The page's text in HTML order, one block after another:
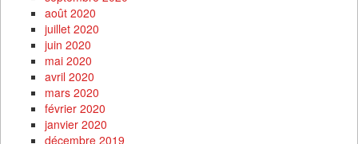
août 2020
juillet 2020
juin 2020
mai 2020
avril 2020
mars 2020
février 2020
janvier 2020
décembre 2019